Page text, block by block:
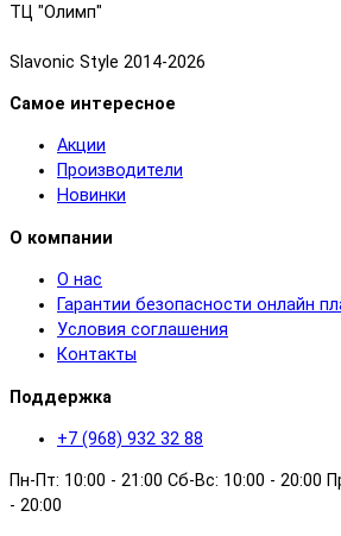
ТЦ "Олимп"
Slavonic Style 2014-2026
Самое интересное
Акции
Производители
Новинки
О компании
О нас
Гарантии безопасности онлайн
Условия соглашения
Контакты
Поддержка
+7 (968) 932 32 88
Пн-Пт: 10:00 - 21:00 Сб-Вс: 10:00 - 20:00
- 20:00